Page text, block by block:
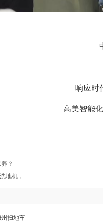
响应时
高美智能
？
地机，
州扫地车